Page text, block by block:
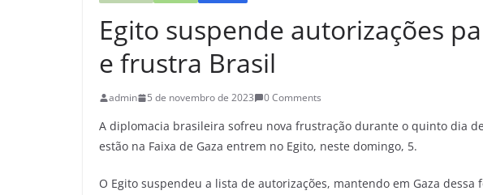
Egito suspende autorizações
e frustra Brasil
admin 5 de novembro de 2023 0 Comments
A diplomacia brasileira sofreu nova frustração durante o quinto dia
estão na Faixa de Gaza entrem no Egito, neste domingo, 5.
O Egito suspendeu a lista de autorizações, mantendo em Gaza dessa